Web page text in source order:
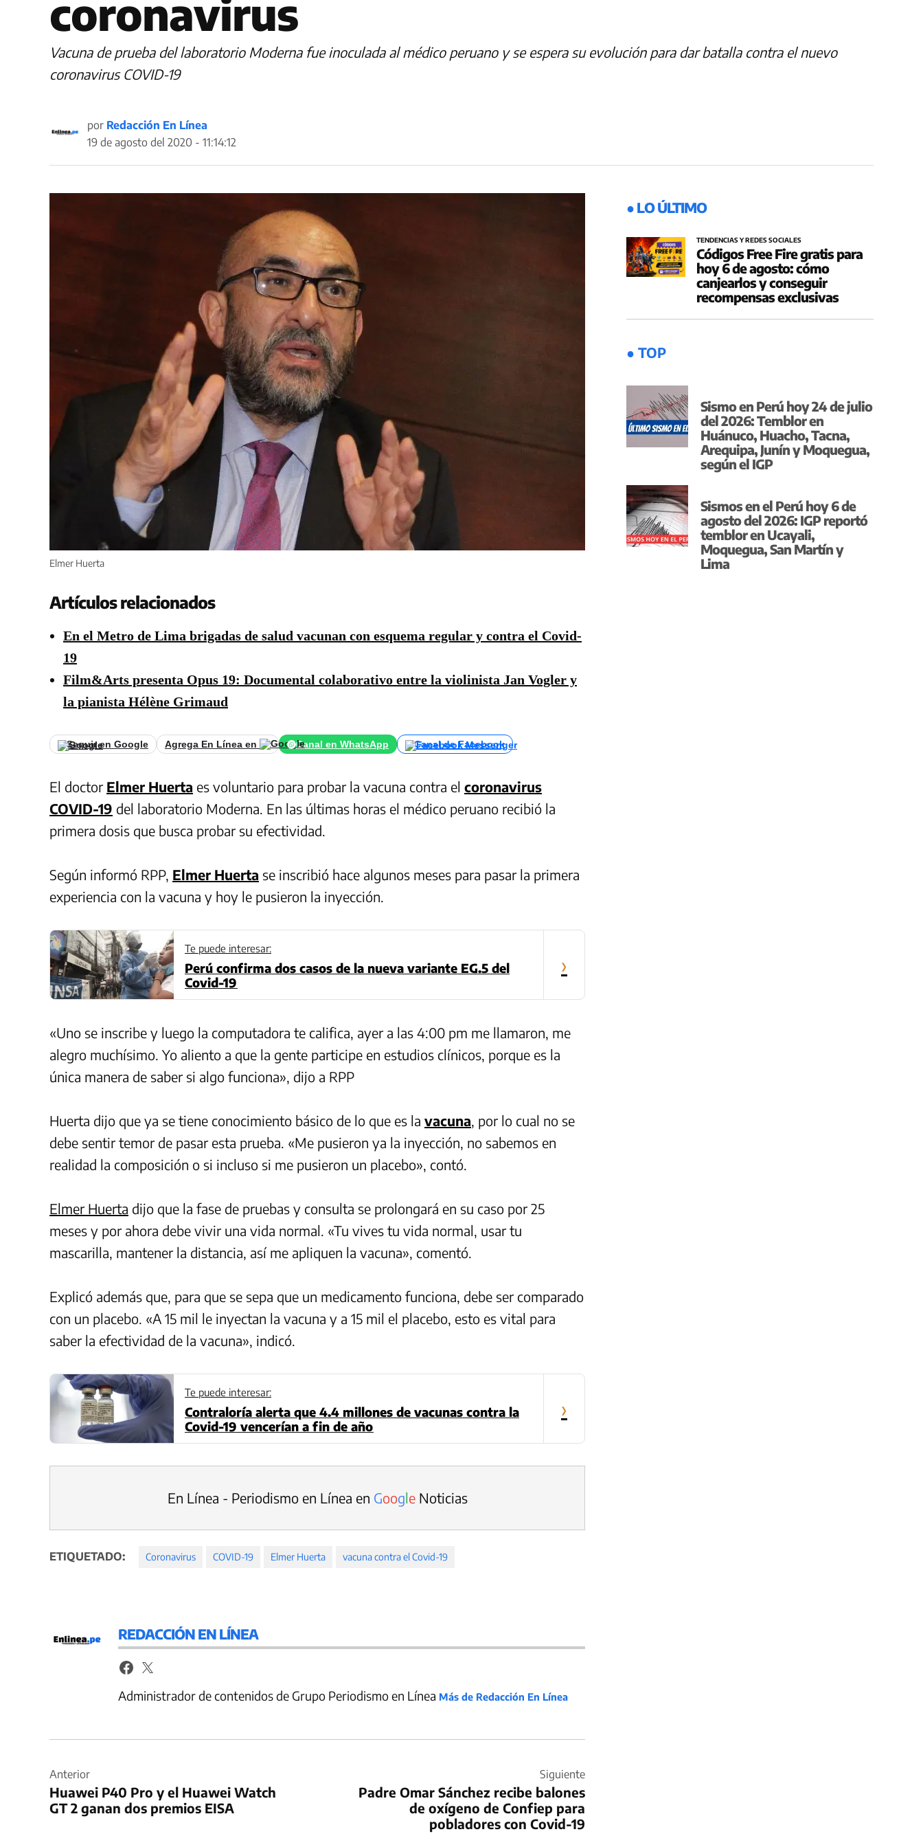
coronavirus
Vacuna de prueba del laboratorio Moderna fue inoculada al médico peruano y se espera su evolución para dar batalla contra el nuevo
coronavirus COVID-19
por Redacción En Línea
19 de agosto del 2020 - 11:14:12
Elmer Huerta
Artículos relacionados
En el Metro de Lima brigadas de salud vacunan con esquema regular y contra el Covid-
19
Film&Arts presenta Opus 19: Documental colaborativo entre la violinista Jan Vogler y
la pianista Hélène Grimaud
Seguir en Google Agrega En Línea en Canal en WhatsApp Canal de Facebook
El doctor Elmer Huerta es voluntario para probar la vacuna contra el coronavirus
COVID-19 del laboratorio Moderna. En las últimas horas el médico peruano recibió la
primera dosis que busca probar su efectividad.
Según informó RPP, Elmer Huerta se inscribió hace algunos meses para pasar la primera
experiencia con la vacuna y hoy le pusieron la inyección.
Te puede interesar:
Perú confirma dos casos de la nueva variante EG.5 del
Covid-19
›
«Uno se inscribe y luego la computadora te califica, ayer a las 4:00 pm me llamaron, me
alegro muchísimo. Yo aliento a que la gente participe en estudios clínicos, porque es la
única manera de saber si algo funciona», dijo a RPP
Huerta dijo que ya se tiene conocimiento básico de lo que es la vacuna, por lo cual no se
debe sentir temor de pasar esta prueba. «Me pusieron ya la inyección, no sabemos en
realidad la composición o si incluso si me pusieron un placebo», contó.
Elmer Huerta dijo que la fase de pruebas y consulta se prolongará en su caso por 25
meses y por ahora debe vivir una vida normal. «Tu vives tu vida normal, usar tu
mascarilla, mantener la distancia, así me apliquen la vacuna», comentó.
Explicó además que, para que se sepa que un medicamento funciona, debe ser comparado
con un placebo. «A 15 mil le inyectan la vacuna y a 15 mil el placebo, esto es vital para
saber la efectividad de la vacuna», indicó.
Te puede interesar:
Contraloría alerta que 4.4 millones de vacunas contra la
Covid-19 vencerían a fin de año
›
En Línea - Periodismo en Línea en GoogleNoticias
ETIQUETADO: Coronavirus COVID-19 Elmer Huerta vacuna contra el Covid-19
REDACCIÓN EN LÍNEA
Administrador de contenidos de Grupo Periodismo en Línea Más de Redacción En Línea
de
entradas
Anterior
Huawei P40 Pro y el Huawei Watch
GT 2 ganan dos premios EISA
Siguiente
Padre Omar Sánchez recibe balones
de oxígeno de Confiep para
pobladores con Covid-19
● LO ÚLTIMO
TENDENCIAS Y REDES SOCIALES
Códigos Free Fire gratis para
hoy 6 de agosto: cómo
canjearlos y conseguir
recompensas exclusivas
● TOP
Sismo en Perú hoy 24 de julio
del 2026: Temblor en
Huánuco, Huacho, Tacna,
Arequipa, Junín y Moquegua,
según el IGP
Sismos en el Perú hoy 6 de
agosto del 2026: IGP reportó
temblor en Ucayali,
Moquegua, San Martín y
Lima